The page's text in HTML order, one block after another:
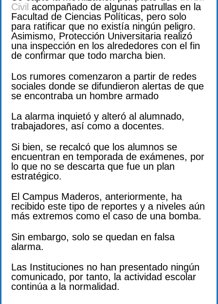
Civil acompañado de algunas patrullas en la
Facultad de Ciencias Políticas, pero solo
para ratificar que no existía ningún peligro.
Asimismo, Protección Universitaria realizó
una inspección en los alrededores con el fin
de confirmar que todo marcha bien.
Los rumores comenzaron a partir de redes
sociales donde se difundieron alertas de que
se encontraba un hombre armado
La alarma inquietó y alteró al alumnado,
trabajadores, así como a docentes.
Si bien, se recalcó que los alumnos se
encuentran en temporada de exámenes, por
lo que no se descarta que fue un plan
estratégico.
El Campus Maderos, anteriormente, ha
recibido este tipo de reportes y a niveles aún
más extremos como el caso de una bomba.
Sin embargo, solo se quedan en falsa
alarma.
Las Instituciones no han presentado ningún
comunicado, por tanto, la actividad escolar
continúa a la normalidad.